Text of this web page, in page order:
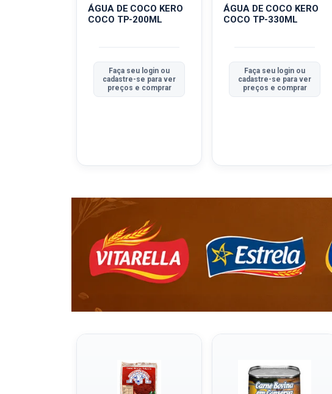
ÁGUA DE COCO KERO
COCO TP-200ML
Faça seu login ou
cadastre-se para ver
preços e comprar
ÁGUA DE COCO KERO
COCO TP-330ML
Faça seu login ou
cadastre-se para ver
preços e comprar